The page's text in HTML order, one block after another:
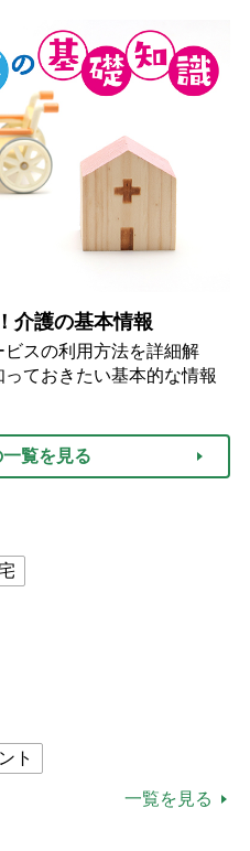
介護の基本情報
スの利用方法を詳細解
ておきたい基本的な情報
覧を見る
ト
一覧を見る